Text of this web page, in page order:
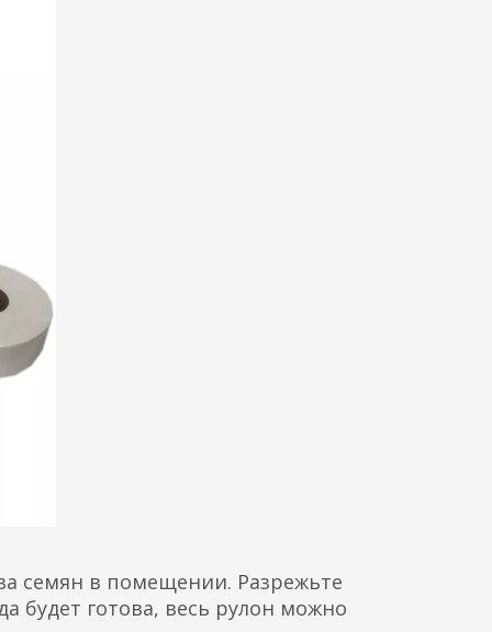
семян в помещении. Разрежьте
будет готова, весь рулон можно